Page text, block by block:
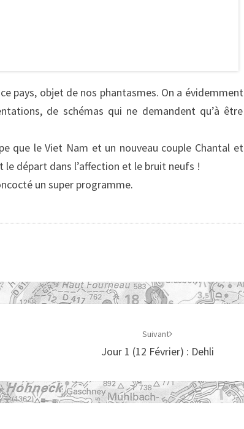
pays, objet de nos phantasmes. On a évidemment
de schémas qui ne demandent qu’à être
que le Viet Nam et un nouveau couple Chantal et
le départ dans l’affection et le bruit neufs !
un super programme.
Suivant
Jour 1 (12 Février) : Dehli